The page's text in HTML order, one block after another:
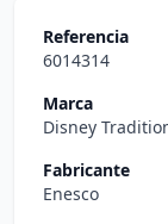
Referencia
6014314
Marca
Disney
Fabricante
Enesco